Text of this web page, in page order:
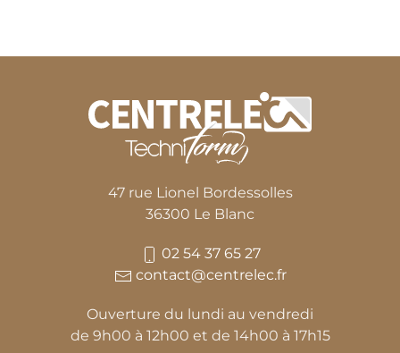
47 rue Lionel Bordessolles
36300 Le Blanc
02 54 37 65 27
contact@centrelec.fr
Ouverture du lundi au vendredi
de 9h00 à 12h00 et de 14h00 à 17h15